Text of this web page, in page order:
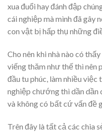
xua đuổi hay đánh đập
cái nghiệp mà mình đã gây
con vật bị hấp thụ những
Cho nên khi nhà nào có
viếng thăm như thế thì nên
đầu tu phúc, làm nhiều
nghiệp chướng thì dần dần
và không có bất cứ vấn đề
Trên đây là tất cả các chia